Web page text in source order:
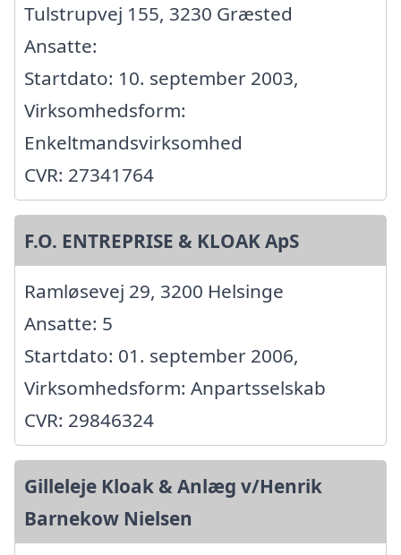
Tulstrupvej 155, 3230 Græsted
Ansatte:
Startdato: 10. september 2003,
Virksomhedsform:
Enkeltmandsvirksomhed
CVR: 27341764
F.O. ENTREPRISE & KLOAK ApS
Ramløsevej 29, 3200 Helsinge
Ansatte: 5
Startdato: 01. september 2006,
Virksomhedsform: Anpartsselskab
CVR: 29846324
Gilleleje Kloak & Anlæg v/Henrik
Barnekow Nielsen